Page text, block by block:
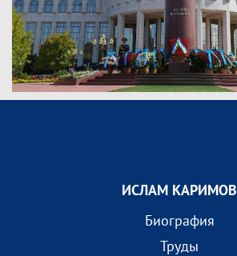
ИСЛАМ КАРИМОВ
Биография
Труды